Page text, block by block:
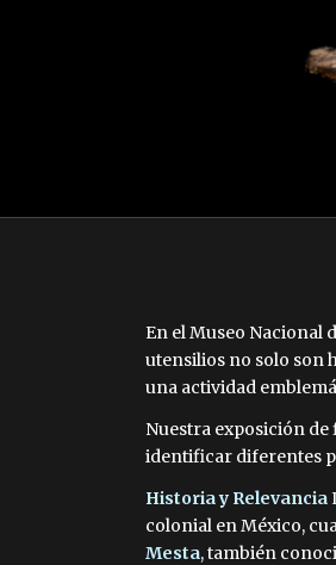
En el Museo Nacional
utensilios no solo son
una actividad
Nuestra exposición
identificar diferentes
Historia y Relevancia
colonial en México,
Mesta, también